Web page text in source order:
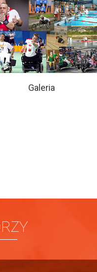
Galeria